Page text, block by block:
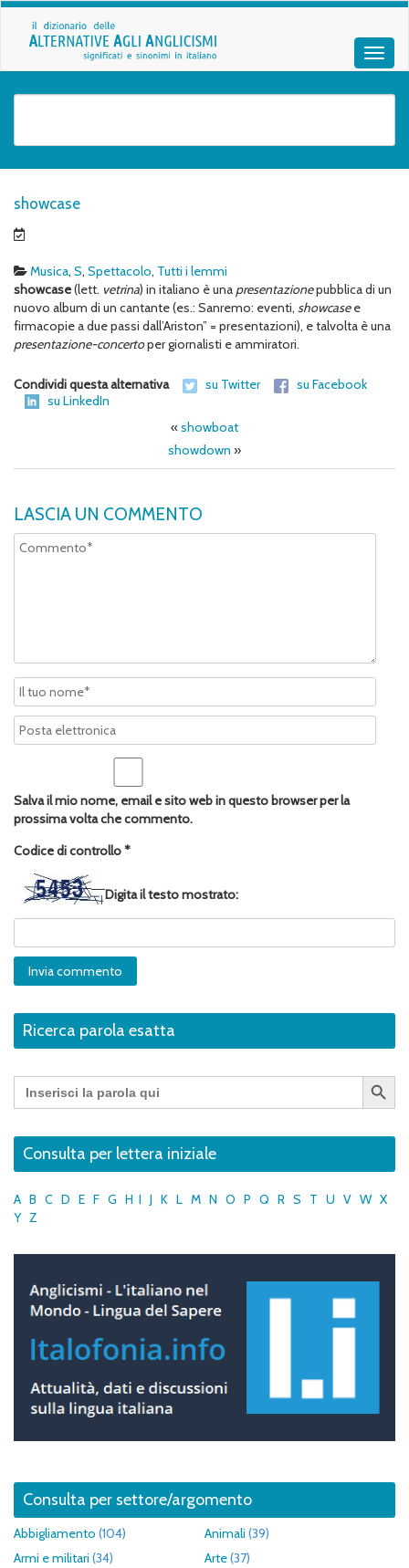
showcase
Musica, S, Spettacolo, Tutti i lemmi
showcase(lett. vetrina) in italiano è una presentazionepubblica di un
nuovo album di un cantante (es.: Sanremo: eventi, showcasee
firmacopie a due passi dall’Ariston” = presentazioni), e talvolta è una
presentazione-concertoper giornalisti e ammiratori.
Condividi questa alternativa su Twitter
su Facebook
su LinkedIn
«showboat
showdown »
LASCIA UN COMMENTO
Salva il mio nome, email e sito web in questo browser per la
prossima volta che commento.
Codice di controllo*
Digita il testo mostrato:
Ricerca parola esatta
Search
for:
Search Button
Consulta per lettera iniziale
A B C D E F G H I J K L M N O P Q R S T U V W X
Y Z
Consulta per settore/argomento
Abbigliamento (104) Animali (39)
Armi e militari (34) Arte(37)